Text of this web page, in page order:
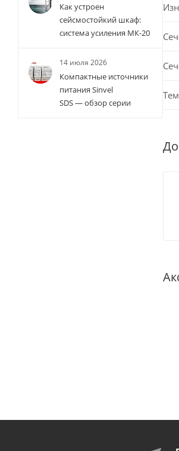
Как устроен
сейсмостойкий шкаф:
система усиления МК-20
14 июля 2026
Компактные источники
питания Sinvel
SDS — обзор серии